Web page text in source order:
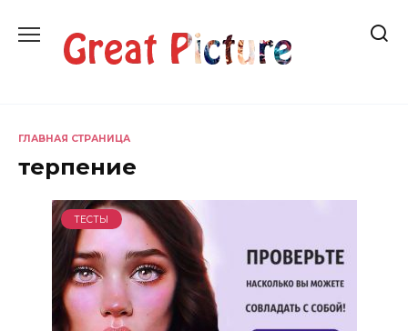
содержанию
ГЛАВНАЯ СТРАНИЦА
терпение
ТЕСТЫ